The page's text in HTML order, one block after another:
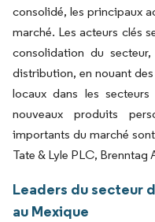
consolidé, les principaux
marché. Les acteurs clés
consolidation du
distribution, en nouant
locaux dans les
nouveaux produits
importants du marché
Tate & Lyle PLC, Brenntag
Leaders du secteur
au Mexique